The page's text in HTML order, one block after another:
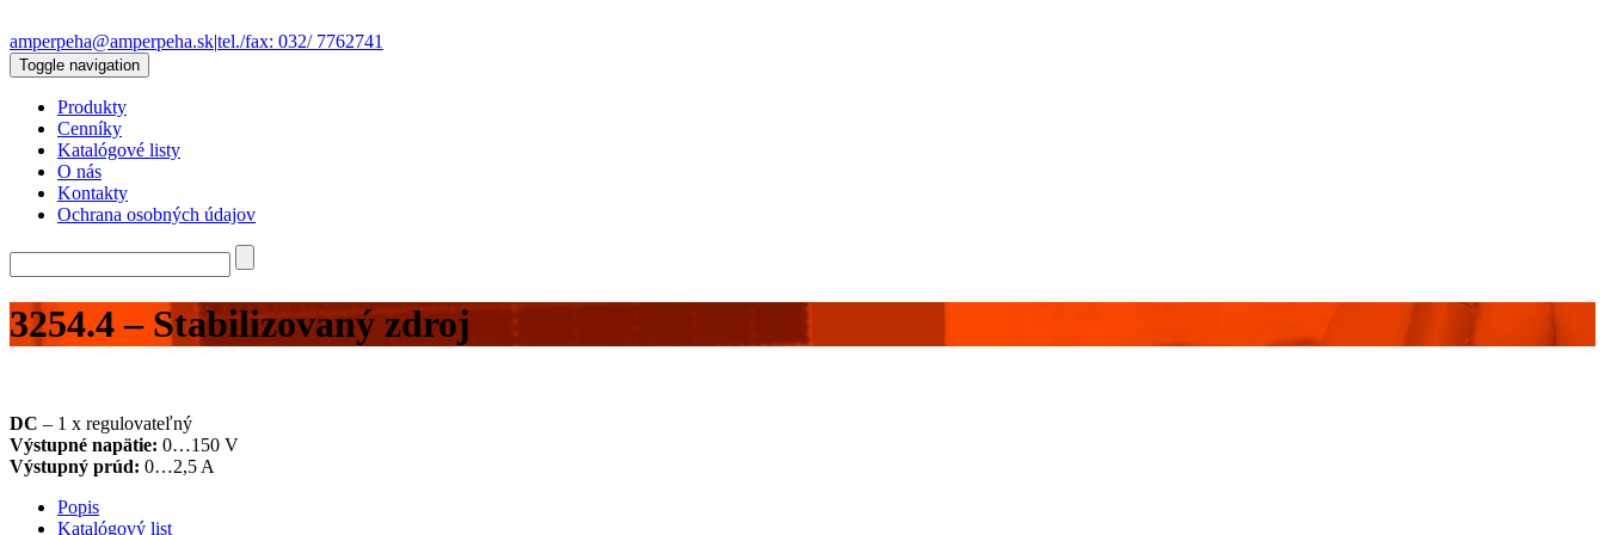
amperpeha@amperpeha.sk|tel./fax: 032/ 7762741
Toggle navigation
Produkty
Cenníky
Katalógové listy
O nás
Kontakty
Ochrana osobných údajov
3254.4 – Stabilizovaný zdroj
DC – 1 x regulovateľný
Výstupné napätie: 0…150 V
Výstupný prúd: 0…2,5 A
Popis
Katalógový list